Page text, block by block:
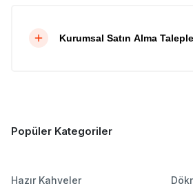
Kurumsal Satın Alma
Popüler Kategoriler
Hazır Kahveler